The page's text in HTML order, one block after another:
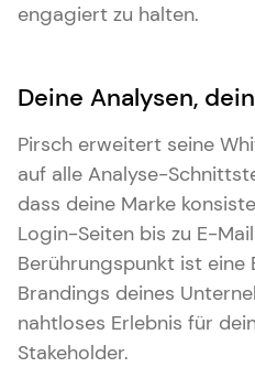
engagiert zu halten.
Deine Analysen,
Pirsch erweitert seine
auf alle Analyse-
dass deine Marke
Login-Seiten bis zu E-
Berührungspunkt ist eine
Brandings deines
nahtloses Erlebnis für
Stakeholder.